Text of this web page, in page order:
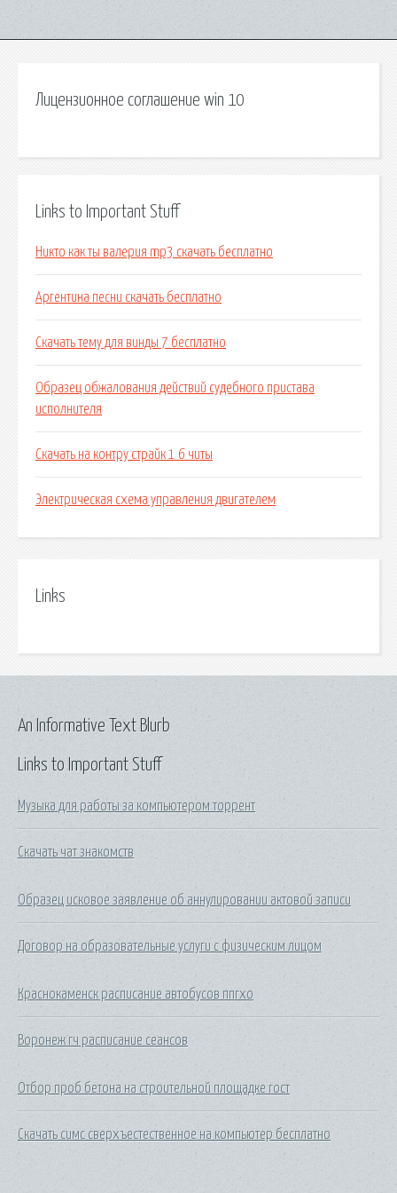
Лицензионное соглашение win 10
Links to Important Stuff
Никто как ты валерия mp3 скачать бесплатно
Аргентина песни скачать бесплатно
Скачать тему для винды 7 бесплатно
Образец обжалования действий судебного пристава
исполнителя
Скачать на контру страйк 1 6 читы
Электрическая схема управления двигателем
Links
Links to Important Stuff
Музыка для работы за компьютером торрент
Скачать чат знакомств
Образец исковое заявление об аннулировании актовой записи
Договор на образовательные услуги с физическим лицом
Краснокаменск расписание автобусов ппгхо
Воронеж гч расписание сеансов
Отбор проб бетона на строительной площадке гост
Скачать симс сверхъестественное на компьютер бесплатно
An Informative Text Blurb